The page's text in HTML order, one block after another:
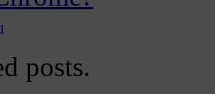
posts.